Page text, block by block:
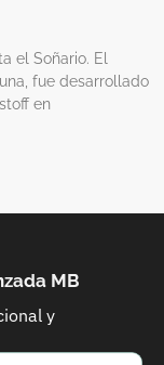
el Soñario. El
fue desarrollado
en
MB
y